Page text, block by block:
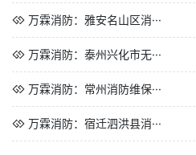
万霖消防：雅安名山区消···
万霖消防：泰州兴化市无···
万霖消防：常州消防维保···
万霖消防：宿迁泗洪县消···